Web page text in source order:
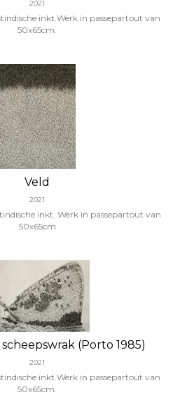
2021
inkt.Werk in passepartout van
50x65cm.
Veld
2021
inkt. Werk in passepartout van
50x65cm
(Porto 1985)
2021
inkt.Werk in passepartout van
50x65cm.